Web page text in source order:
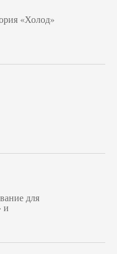
«Холод»
для
и